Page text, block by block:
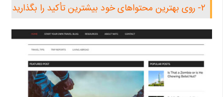
۲- روی بهترین محتواهای خود بیشترین تأکید را بگذارید